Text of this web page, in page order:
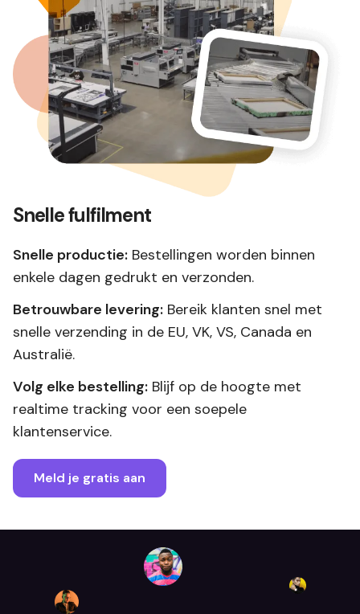
Snelle fulfilment
Snelle productie: Bestellingen worden binnen
enkele dagen gedrukt en verzonden.
Betrouwbare levering: Bereik klanten snel met
snelle verzending in de EU, VK, VS, Canada en
Australië.
Volg elke bestelling: Blijf op de hoogte met
realtime tracking voor een soepele
klantenservice.
Meld je gratis aan